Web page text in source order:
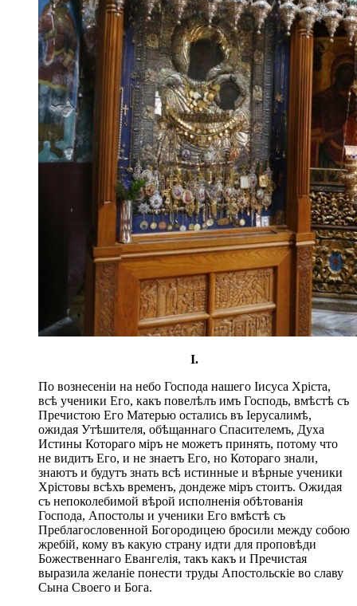
I.
По вознесеніи на небо Господа нашего Іисуса Хріста,
всѣ ученики Его, какъ повелѣлъ имъ Господь, вмѣстѣ съ
Пречистою Его Матерью остались въ Іерусалимѣ,
ожидая Утѣшителя, обѣщаннаго Спасителемъ, Духа
Истины Котораго міръ не можетъ принять, потому что
не видитъ Его, и не знаетъ Его, но Котораго знали,
знаютъ и будутъ знать всѣ истинные и вѣрные ученики
Хрістовы всѣхъ временъ, дондеже міръ стоитъ. Ожидая
съ непоколебимой вѣрой исполненія обѣтованія
Господа, Апостолы и ученики Его вмѣстѣ съ
Преблагословенной Богородицею бросили между собою
жребій, кому въ какую страну идти для проповѣди
Божественнаго Евангелія, такъ какъ и Пречистая
выразила желаніе понести труды Апостольскіе во славу
Сына Своего и Бога.